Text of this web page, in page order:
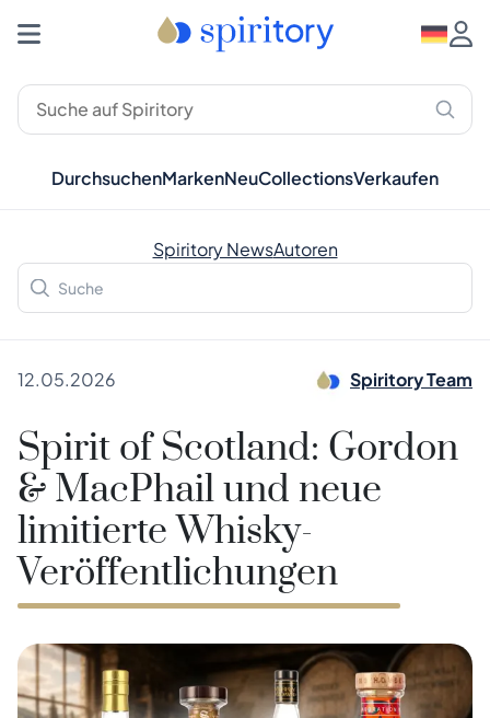
DurchsuchenMarkenNeuCollectionsVerkaufen
Spiritory NewsAutoren
12.05.2026 Spiritory Team
Spirit of Scotland: Gordon
& MacPhail und neue
limitierte Whisky-
Veröffentlichungen